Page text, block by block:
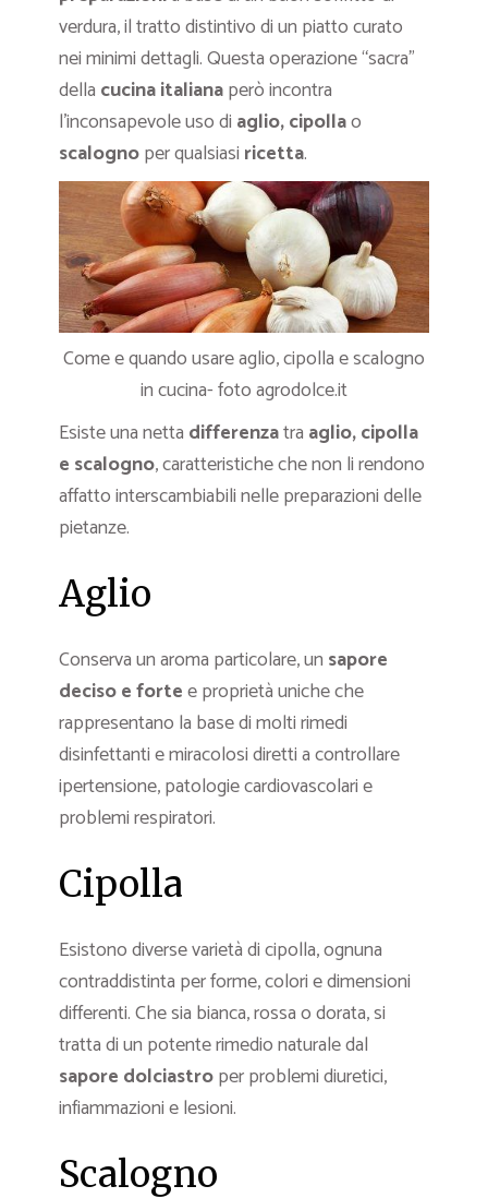
verdura, il tratto distintivo di un piatto curato
nei minimi dettagli. Questa operazione “sacra”
della cucina italianaperò incontra
l’inconsapevole uso di aglio, cipollao
scalognoper qualsiasi ricetta.
Come e quando usare aglio, cipolla e scalogno
in cucina- foto agrodolce.it
Esiste una netta differenzatra aglio, cipolla
e scalogno, caratteristiche che non li rendono
affatto interscambiabili nelle preparazioni delle
pietanze.
Aglio
Conserva un aroma particolare, un sapore
deciso e fortee proprietà uniche che
rappresentano la base di molti rimedi
disinfettanti e miracolosi diretti a controllare
ipertensione, patologie cardiovascolari e
problemi respiratori.
Cipolla
Esistono diverse varietà di cipolla, ognuna
contraddistinta per forme, colori e dimensioni
differenti. Che sia bianca, rossa o dorata, si
tratta di un potente rimedio naturale dal
sapore dolciastroper problemi diuretici,
infiammazioni e lesioni.
Scalogno